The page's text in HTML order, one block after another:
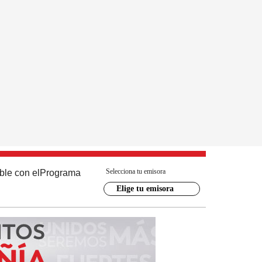
con el Programa Selecciona tu emisora
Elige tu emisora